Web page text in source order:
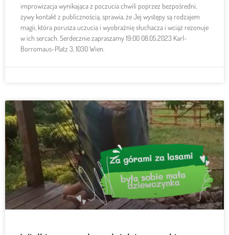
improwizacja wynikająca z poczucia chwili poprzez bezpośredni,
żywy kontakt z publicznością, sprawia, że Jej występy są rodzajem
magii, która porusza uczucia i wyobraźnię słuchacza i wciąż rezonuje
w ich sercach. Serdecznie zapraszamy 19:00 08.05.2023 Karl-
Borromaus-Platz 3, 1030 Wien.